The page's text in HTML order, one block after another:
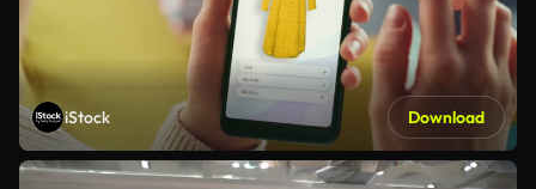
iStock Download